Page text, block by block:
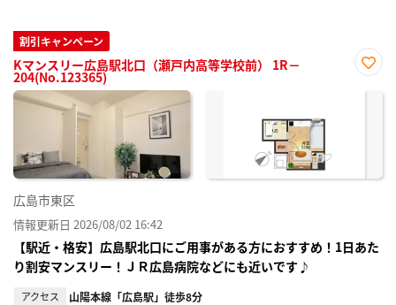
割引キャンペーン
Kマンスリー広島駅北口（瀬戸内高等学校前） 1R－
204(No.123365)
に入
広島市東区
情報更新日 2026/08/02 16:42
【駅近・格安】広島駅北口にご用事がある方におすすめ！1日あた
り割安マンスリー！ＪＲ広島病院などにも近いです♪
アクセス 山陽本線「広島駅」徒歩8分